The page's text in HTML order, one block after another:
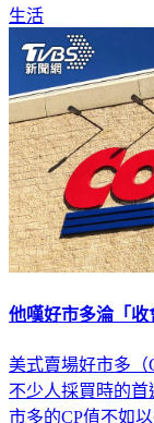
生活
他嘆好市多淪「
美式賣場好市多（
不少人採買時的
市多的CP值不如